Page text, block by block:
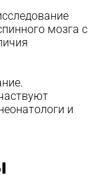
мозга с
и